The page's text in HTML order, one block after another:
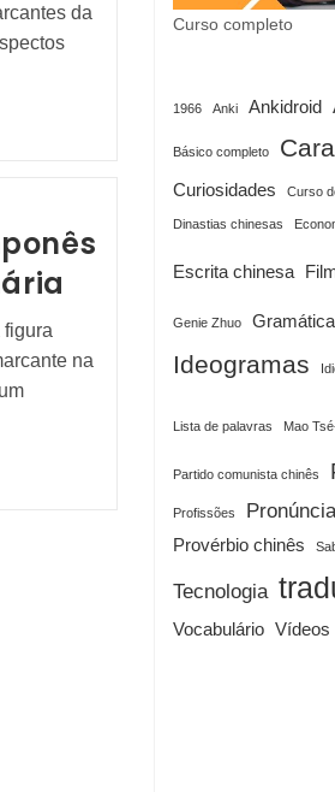
da
figura
na
Curso completo
1966 Anki Ankidroid
Básico completo
Curiosidades Curso
Dinastias chinesas
Escrita chinesa
Genie Zhuo Gramática
Ideogramas
Lista de palavras Mao
Partido comunista chinês
Profissões Pronúncia
Provérbio chinês
Tecnologia
Vocabulário Vídeos